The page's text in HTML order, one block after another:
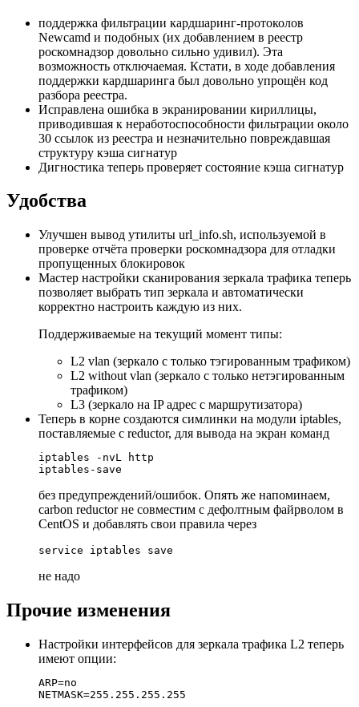
поддержка фильтрации кардшаринг-протоколов
Newcamd и подобных (их добавлением в реестр
роскомнадзор довольно сильно удивил). Эта
возможность отключаемая. Кстати, в ходе добавления
поддержки кардшаринга был довольно упрощён код
разбора реестра.
Исправлена ошибка в экранировании кириллицы,
приводившая к неработоспособности фильтрации около
30 ссылок из реестра и незначительно повреждавшая
структуру кэша сигнатур
Дигностика теперь проверяет состояние кэша сигнатур
Удобства
Улучшен вывод утилиты url_info.sh, используемой в
проверке отчёта проверки роскомнадзора для отладки
пропущенных блокировок
Мастер настройки сканирования зеркала трафика теперь
позволяет выбрать тип зеркала и автоматически
корректно настроить каждую из них.
Поддерживаемые на текущий момент типы:
L2 vlan (зеркало с только тэгированным трафиком)
L2 without vlan (зеркало с только нетэгированным
трафиком)
L3 (зеркало на IP адрес с маршрутизатора)
Теперь в корне создаются симлинки на модули iptables,
поставляемые с reductor, для вывода на экран команд
iptables -nvL http
без предупреждений/ошибок. Опять же напоминаем,
carbon reductor не совместим с дефолтным файрволом в
CentOS и добавлять свои правила через
не надо
Прочие изменения
Настройки интерфейсов для зеркала трафика L2 теперь
имеют опции:
ARP=no